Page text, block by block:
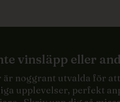
vinsläpp eller
är noggrant utvalda för
upplevelser, perfekt